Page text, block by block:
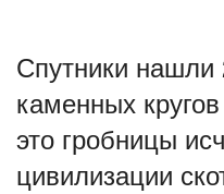
Спутники нашли
каменных
это гробницы
цивилизации